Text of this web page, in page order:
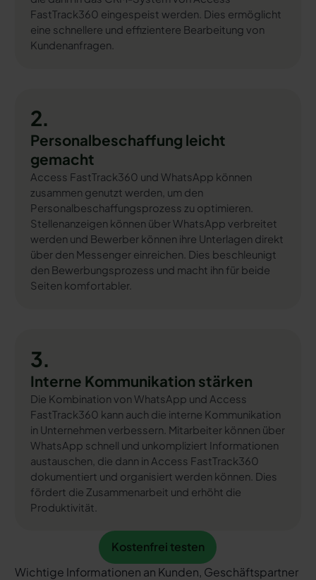
FastTrack360 eingespeist werden. Dies ermöglicht
eine schnellere und effizientere Bearbeitung von
Kundenanfragen.
2.
Personalbeschaffung leicht
gemacht
Access FastTrack360 und WhatsApp können
zusammen genutzt werden, um den
Personalbeschaffungsprozess zu optimieren.
Stellenanzeigen können über WhatsApp verbreitet
werden und Bewerber können ihre Unterlagen direkt
über den Messenger einreichen. Dies beschleunigt
den Bewerbungsprozess und macht ihn für beide
Seiten komfortabler.
3.
Interne Kommunikation stärken
Die Kombination von WhatsApp und Access
FastTrack360 kann auch die interne Kommunikation
in Unternehmen verbessern. Mitarbeiter können über
WhatsApp schnell und unkompliziert Informationen
austauschen, die dann in Access FastTrack360
dokumentiert und organisiert werden können. Dies
fördert die Zusammenarbeit und erhöht die
Produktivität.
Kostenfrei testen
Kostenfrei testen
Wichtige Informationen an Kunden, Geschäftspartner